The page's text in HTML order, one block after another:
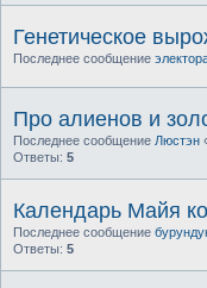
Генетическое
Последнее сообщение
Про алиенов и
Последнее сообщение Люстэн
Ответы: 5
Календарь Майя
Последнее сообщение
Ответы: 5